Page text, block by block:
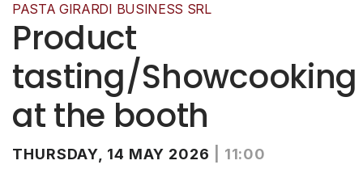
PASTA GIRARDI BUSINESS SRL
Product
tasting/Showcooking
at the booth
THURSDAY, 14 MAY 2026 11:00